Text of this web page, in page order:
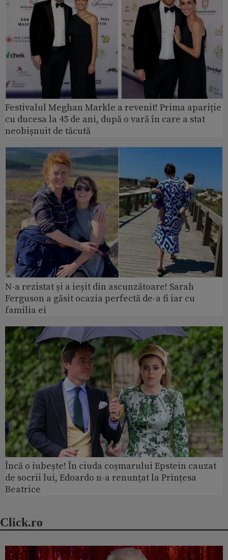
Festivalul Meghan Markle a revenit! Prima apariție
cu ducesa la 45 de ani, după o vară în care a stat
neobișnuit de tăcută
N-a rezistat și a ieșit din ascunzătoare! Sarah
Ferguson a găsit ocazia perfectă de-a fi iar cu
familia ei
Încă o iubește! În ciuda coșmarului Epstein cauzat
de socrii lui, Edoardo n-a renunțat la Prințesa
Beatrice
Click.ro